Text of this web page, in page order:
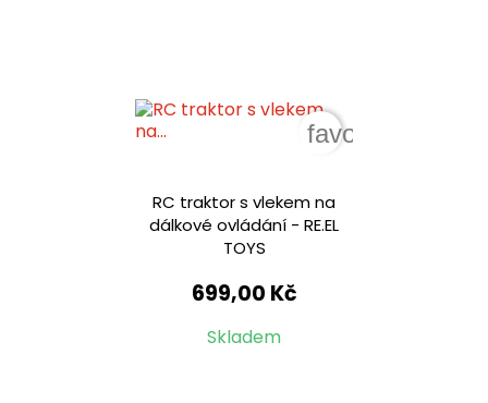
RC traktor s vlekem na
dálkové ovládání - RE.EL
TOYS
699,00 Kč
Skladem
favorite_border